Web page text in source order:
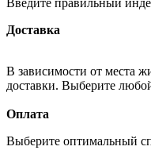
Введите правильный
Доставка
В зависимости от места
доставки. Выберите
Оплата
Выберите оптимальный